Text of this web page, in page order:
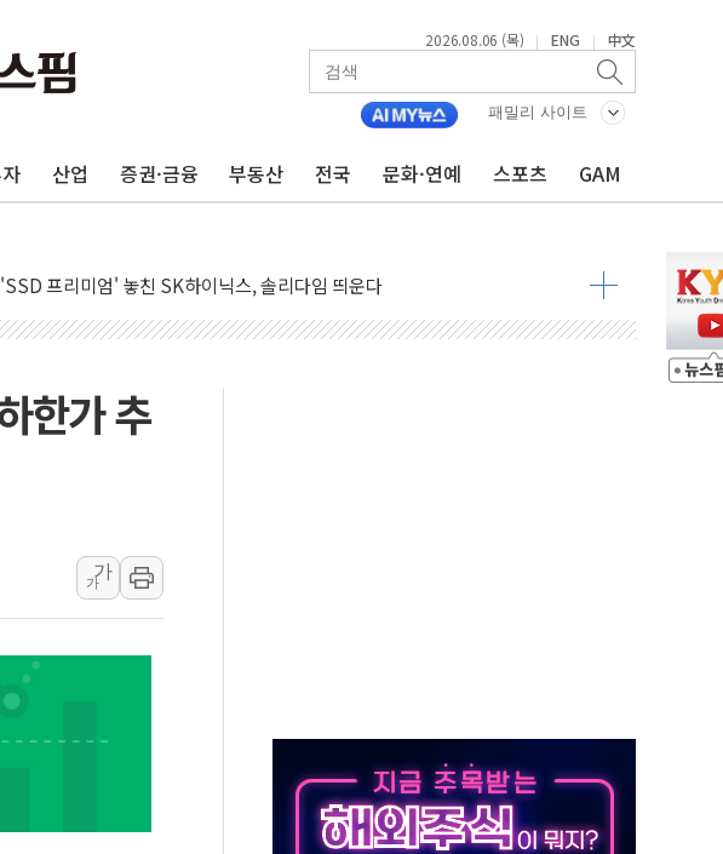
2026.08.06 (목) | ENG | 中文
패밀리 사이트
산업 증권·금융 부동산 전국 문화·연예 스포츠 GAM
[뉴스핌 이 시각 PICK] 李 "40도 폭염, 외신에서나 보던 일" 外
제이씨케미칼, 상반기 영업익 108% 증가
李대통령 "기후재난 뉴노멀…주거·전력 인프라 개선 예산 반영 검토"
보훈부 "노태우 참배 계획 없다"…전직 대통령 예우 대상 제외·국민 정서 고려
온코닉테라퓨틱스 '자큐보', 인도 품목허가…해외 첫 허가
中 '항생제 개구리' 파장 확산, 식품안전 점검 강화
'엔화 방어 공조'라는 이름의 베선트식 QE..."연준에 부담 가중"
청와대 "조희대 대법원장 탄핵 공감, 사실 아니다…대법관 신속 제청 해야"
서울 최고 기온 39도 기록
李대통령 "40도 폭염, 외신에서나 보던 일"…전방위 대응 지시
법무법인 YK, 교정위원 중앙협의회와 맞손…수용자·가족 법률지원 확대
컴투스, 8일부터 서머너즈 워 챔피언십 개최
한가 추
가
가